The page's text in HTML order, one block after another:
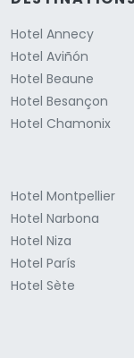
Hotel Annecy
Hotel Aviñón
Hotel Beaune
Hotel Besançon
Hotel Chamonix
Hotel Montpellier
Hotel Narbona
Hotel Niza
Hotel París
Hotel Sète